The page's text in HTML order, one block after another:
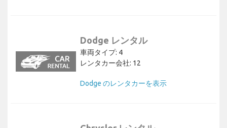
Dodge レンタル
車両タイプ: 4
レンタカー会社: 12
Dodge のレンタカーを表示